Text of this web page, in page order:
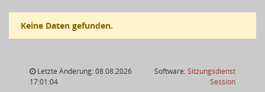
Keine Daten gefunden.
Letzte Änderung: 08.08.2026
17:01:04
Software:Sitzungsdienst
Session(Wird in